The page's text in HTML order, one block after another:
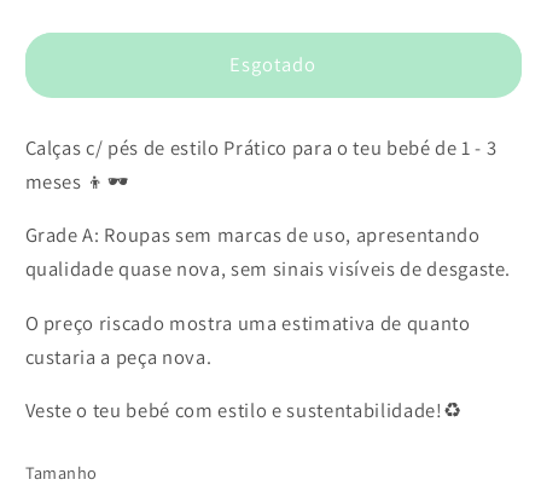
Esgotado
Calças c/ pés de estilo Prático para o teu bebé de 1 - 3
meses 👦🕶️
Grade A: Roupas sem marcas de uso, apresentando
qualidade quase nova, sem sinais visíveis de desgaste.
O preço riscado mostra uma estimativa de quanto
custaria a peça nova.
Veste o teu bebé com estilo e sustentabilidade!♻️
Tamanho